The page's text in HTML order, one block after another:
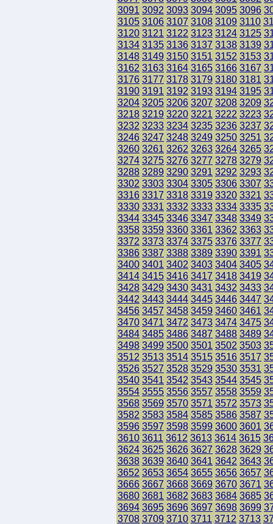
3091 3092 3093 3094 3095 3096
3105 3106 3107 3108 3109 3110
3120 3121 3122 3123 3124 3125
3134 3135 3136 3137 3138 3139
3148 3149 3150 3151 3152 3153
3162 3163 3164 3165 3166 3167
3176 3177 3178 3179 3180 3181
3190 3191 3192 3193 3194 3195
3204 3205 3206 3207 3208 3209
3218 3219 3220 3221 3222 3223
3232 3233 3234 3235 3236 3237
3246 3247 3248 3249 3250 3251
3260 3261 3262 3263 3264 3265
3274 3275 3276 3277 3278 3279
3288 3289 3290 3291 3292 3293
3302 3303 3304 3305 3306 3307
3316 3317 3318 3319 3320 3321
3330 3331 3332 3333 3334 3335
3344 3345 3346 3347 3348 3349
3358 3359 3360 3361 3362 3363
3372 3373 3374 3375 3376 3377
3386 3387 3388 3389 3390 3391
3400 3401 3402 3403 3404 3405
3414 3415 3416 3417 3418 3419
3428 3429 3430 3431 3432 3433
3442 3443 3444 3445 3446 3447
3456 3457 3458 3459 3460 3461
3470 3471 3472 3473 3474 3475
3484 3485 3486 3487 3488 3489
3498 3499 3500 3501 3502 3503
3512 3513 3514 3515 3516 3517
3526 3527 3528 3529 3530 3531
3540 3541 3542 3543 3544 3545
3554 3555 3556 3557 3558 3559
3568 3569 3570 3571 3572 3573
3582 3583 3584 3585 3586 3587
3596 3597 3598 3599 3600 3601
3610 3611 3612 3613 3614 3615
3624 3625 3626 3627 3628 3629
3638 3639 3640 3641 3642 3643
3652 3653 3654 3655 3656 3657
3666 3667 3668 3669 3670 3671
3680 3681 3682 3683 3684 3685
3694 3695 3696 3697 3698 3699
3708 3709 3710 3711 3712 3713